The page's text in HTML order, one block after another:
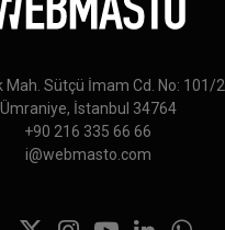
Sütçü İmam Cd. No: 101/2
Ümraniye, İstanbul 34764
+90 216 335 66 66
i@webmasto.com